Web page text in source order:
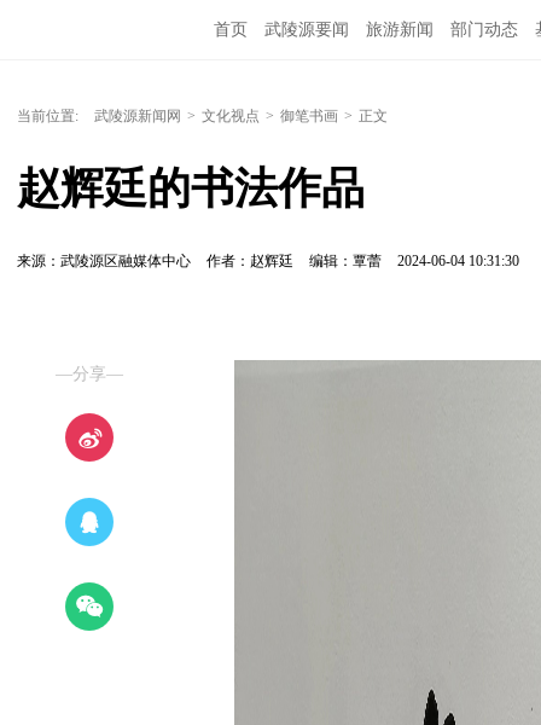
首页 武陵源要闻 旅游新闻 部门动态
当前位置: 武陵源新闻网 > 文化视点 > 御笔书画 > 正文
赵辉廷的书法作品
来源：武陵源区融媒体中心 作者：赵辉廷 编辑：覃蕾 2024-06-04 10:31:30
—分享—